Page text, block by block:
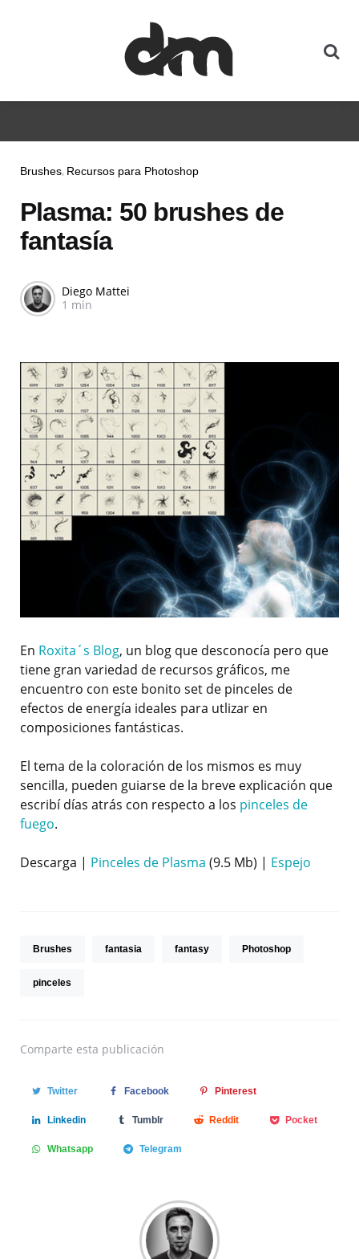
Brushes Recursos para Photoshop
Plasma: 50 brushes de
fantasía
Diego Mattei
1 min
En Roxita´s Blog, un blog que desconocía pero que
tiene gran variedad de recursos gráficos, me
encuentro con este bonito set de pinceles de
efectos de energía ideales para utlizar en
composiciones fantásticas.
El tema de la coloración de los mismos es muy
sencilla, pueden guiarse de la breve explicación que
escribí días atrás con respecto a los pinceles de
fuego.
Descarga | Pinceles de Plasma (9.5 Mb) | Espejo
Brushes fantasia fantasy Photoshop
pinceles
Comparte esta publicación
Twitter Facebook Pinterest
Linkedin Tumblr Reddit Pocket
Whatsapp Telegram